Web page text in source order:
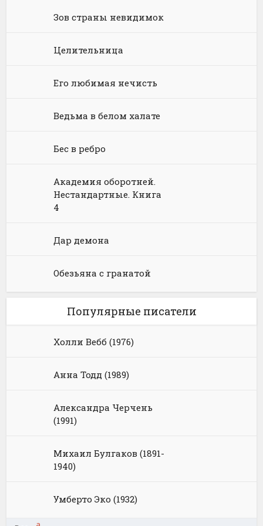
Юриспруденция, право
Научная фантастика
Попаданцы
Любовное фэнтези
Русское фэнтези
Зов страны невидимок
Целительница
Его любимая нечисть
Ведьма в белом халате
Бес в ребро
Академия оборотней.
Нестандартные. Книга
4
Дар демона
Обезьяна с гранатой
Популярные писатели
Холли Вебб (1976)
Анна Тодд (1989)
Александра Черчень
(1991)
Михаил Булгаков (1891-
1940)
Умберто Эко (1932)